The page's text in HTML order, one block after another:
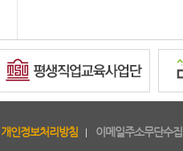
개인정보처리방침 이메일주소무단수